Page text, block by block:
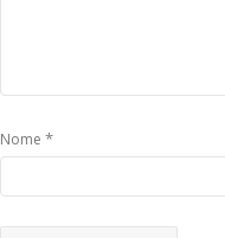
Nome *